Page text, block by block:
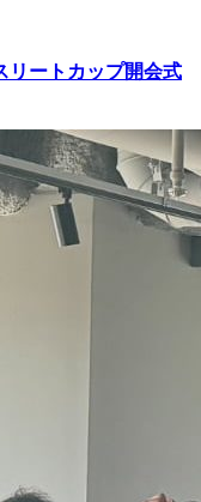
リートカップ開会式